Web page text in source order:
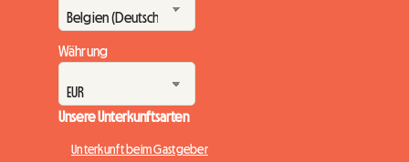
Währung
Unsere Unterkunftsarten
Unterkunft beim Gastgeber